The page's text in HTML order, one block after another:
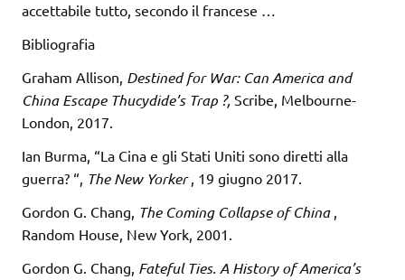
accettabile tutto, secondo il francese …
Bibliografia
Graham Allison, Destined for War: Can America and
China Escape Thucydide’s Trap ?, Scribe, Melbourne-
London, 2017.
Ian Burma, “La Cina e gli Stati Uniti sono diretti alla
guerra? “, The New Yorker, 19 giugno 2017.
Gordon G. Chang, The Coming Collapse of China,
Random House, New York, 2001.
Gordon G. Chang, Fateful Ties. A History of America’s